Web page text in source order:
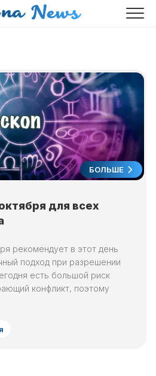
БОЛЬШЕ
для всех
рекомендует в этот день
подход при разрешении
есть большой риск
конфликт, поэтому